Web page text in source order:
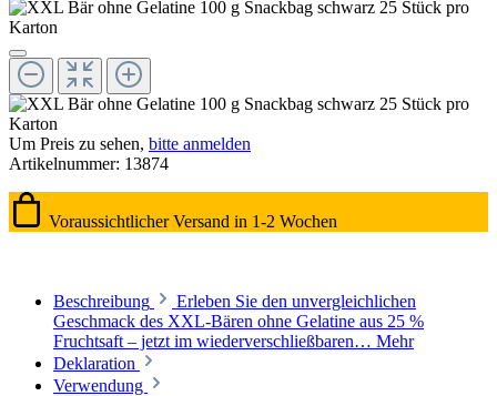
Um Preis zu sehen, bitte anmelden
Artikelnummer: 13874
Voraussichtlicher Versand in 1-2 Wochen
Beschreibung
Erleben Sie den unvergleichlichen
Geschmack des XXL-Bären ohne Gelatine aus 25 %
Fruchtsaft – jetzt im wiederverschließbaren… Mehr
Deklaration
Verwendung